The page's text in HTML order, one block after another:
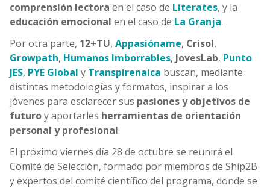
comprensión lectora en el caso de Literates, y la
educación emocional en el caso de La Granja.
Por otra parte, 12+TU, Appasióname, Crisol,
Growpath, Humanos Imborrables, JovesLab, Punto
JES, PYE Global y Transpirenaica buscan, mediante
distintas metodologías y formatos, inspirar a los
jóvenes para esclarecer sus pasiones y objetivos de
futuroy aportarles herramientas de orientación
personal y profesional.
El próximo viernes día 28 de octubre se reunirá el
Comité de Selección, formado por miembros de Ship2B
y expertos del comité científico del programa, donde se